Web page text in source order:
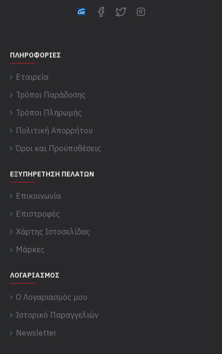
ΠΛΗΡΟΦΟΡΊΕΣ
Εταιρεία
Τρόποι Παράδοσης
Τρόποι Πληρωμής
Πολιτική Απορρήτου
Όροι και Προϋποθέσεις
ΕΞΥΠΗΡΈΤΗΣΗ ΠΕΛΑΤΏΝ
Επικοινωνία
Επιστροφές
Χάρτης Ιστοσελίδας
Μάρκες
ΛΟΓΑΡΙΑΣΜΌΣ
Ο Λογαριασμός μου
Ιστορικό Παραγγελιών
Newsletter